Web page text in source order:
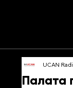
Палата
UCAN